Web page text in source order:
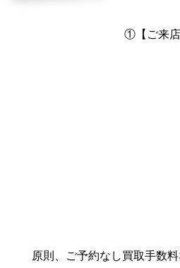
①【ご来店
原則、ご予約なし買取手数